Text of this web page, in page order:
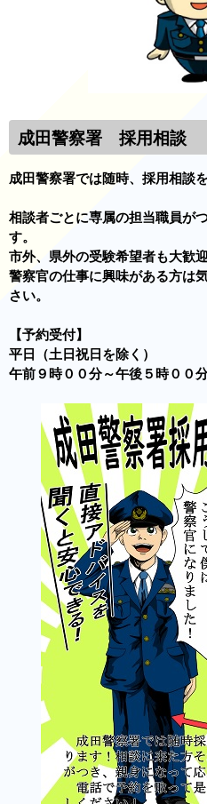
成田警察署 採用相談
成田警察署では随時、採用相談
相談者ごとに専属の担当職員が
す。
市外、県外の受験希望者も大歓迎
警察官の仕事に興味がある方は
さい。
【予約受付】
平日（土日祝日を除く）
午前９時００分～午後５時００